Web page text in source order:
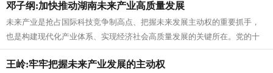
邓子纲:加快推动湖南未来产业高质量发展
未来产业是抢占国际科技竞争制高点、把握未来发展主动权的重要抓手，
也是构建现代化产业体系、实现经济社会高质量发展的关键所在。党的十
八大以来，习近平总书记围绕培育发...
王岭:牢牢把握未来产业发展的主动权